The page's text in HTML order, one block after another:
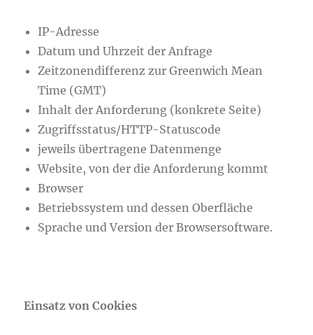
IP-Adresse
Datum und Uhrzeit der Anfrage
Zeitzonendifferenz zur Greenwich Mean
Time (GMT)
Inhalt der Anforderung (konkrete Seite)
Zugriffsstatus/HTTP-Statuscode
jeweils übertragene Datenmenge
Website, von der die Anforderung kommt
Browser
Betriebssystem und dessen Oberfläche
Sprache und Version der Browsersoftware.
Einsatz von Cookies